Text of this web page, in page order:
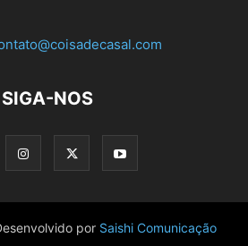
SIGA-NOS
por Saishi Comunicação